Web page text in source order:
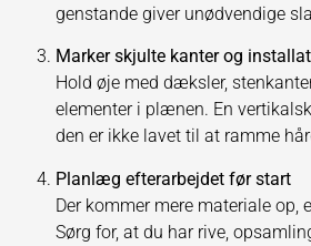
genstande giver unødvendige
Marker skjulte kanter og
Hold øje med dæksler,
elementer i plænen. En
den er ikke lavet til at ramme
Planlæg efterarbejdet før start
Der kommer mere materiale op,
Sørg for, at du har rive,